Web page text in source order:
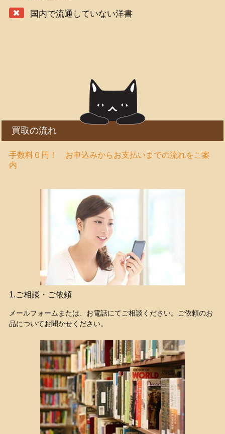
国内で流通していない洋書
買取の流れ
手数料０円！ お申込みからお支払いまでの流れをご案
内
1.ご相談・ご依頼
メールフォームまたは、お電話にてご相談ください。ご依頼のお
品についてお聞かせください。